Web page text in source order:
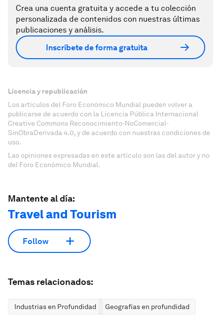
Crea una cuenta gratuita y accede a tu colección
personalizada de contenidos con nuestras últimas
publicaciones y análisis.
Inscríbete de forma gratuita
Licencia y republicación
Los artículos del Foro Económico Mundial pueden volver a
publicarse de acuerdo con la Licencia Pública Internacional
Creative Commons Reconocimiento-NoComercial-
SinObraDerivada 4.0, y de acuerdo con nuestras condiciones de
uso.
Las opiniones expresadas en este artículo son las del autor y no
del Foro Económico Mundial.
Mantente al día:
Travel and Tourism
Follow
Temas relacionados:
Industrias en Profundidad Geografías en profundidad